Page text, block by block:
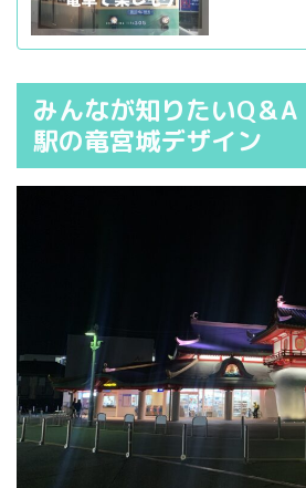
みんなが知りたいQ＆
駅の竜宮城デザイン